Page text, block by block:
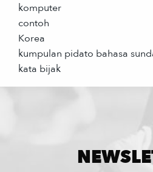
komputer
contoh
Korea
kumpulan pidato bahasa
kata bijak